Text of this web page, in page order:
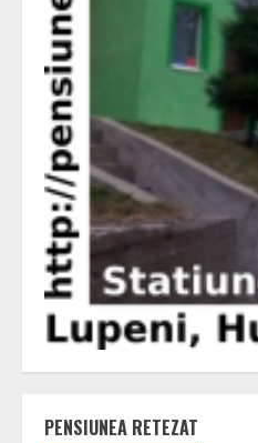
PENSIUNEA RETEZAT